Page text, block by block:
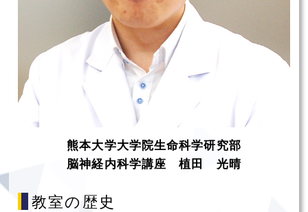
熊本大学大学院生命科学研究部
脳神経内科学講座 植田 光晴
教室の歴史